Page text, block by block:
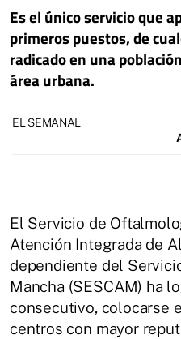
Es el único servicio que
primeros puestos, de
radicado en una
área urbana.
EL SEMANAL
El Servicio de
Atención Integrada de
dependiente del
Mancha (SESCAM) ha
consecutivo, colocarse
centros con mayor